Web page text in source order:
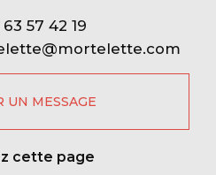
63 57 42 19
UN MESSAGE
cette page